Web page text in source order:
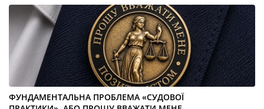
ФУНДАМЕНТАЛЬНА ПРОБЛЕМА «СУДОВОЇ